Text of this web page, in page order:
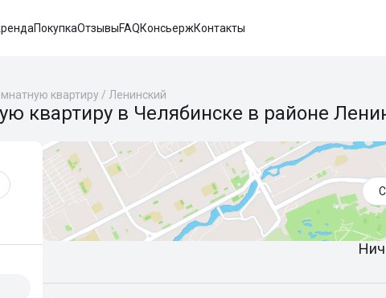
ПокупкаОтзывыFAQКонсьержКонтакты
квартиру / Ленинский
квартиру в Челябинске в районе